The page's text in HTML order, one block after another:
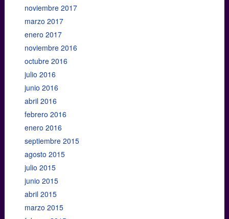
noviembre 2017
marzo 2017
enero 2017
noviembre 2016
octubre 2016
julio 2016
junio 2016
abril 2016
febrero 2016
enero 2016
septiembre 2015
agosto 2015
julio 2015
junio 2015
abril 2015
marzo 2015